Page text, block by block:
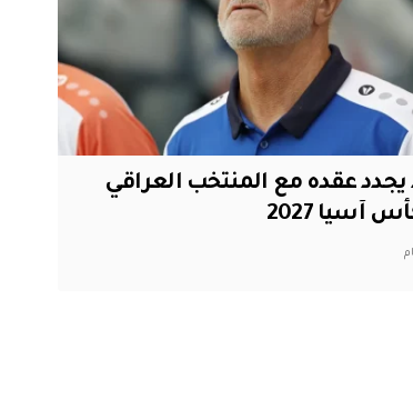
يجدد عقده مع المنتخب العراقي
آسيا 2027